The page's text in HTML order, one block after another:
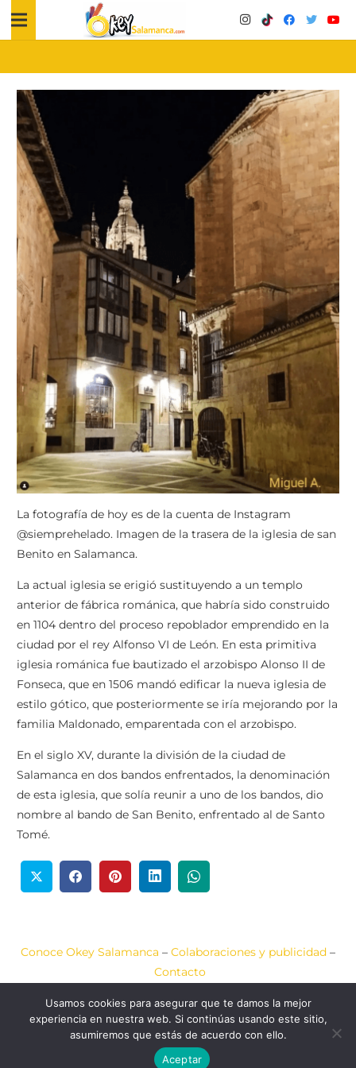
La fotografía de hoy es de la cuenta de Instagram
@siemprehelado. Imagen de la trasera de la iglesia de san
Benito en Salamanca.
La actual iglesia se erigió sustituyendo a un templo
anterior de fábrica románica, que habría sido construido
en 1104 dentro del proceso repoblador emprendido en la
ciudad por el rey Alfonso VI de León. En esta primitiva
iglesia románica fue bautizado el arzobispo Alonso II de
Fonseca, que en 1506 mandó edificar la nueva iglesia de
estilo gótico, que posteriormente se iría mejorando por la
familia Maldonado, emparentada con el arzobispo.
En el siglo XV, durante la división de la ciudad de
Salamanca en dos bandos enfrentados, la denominación
de esta iglesia, que solía reunir a uno de los bandos, dio
nombre al bando de San Benito, enfrentado al de Santo
Tomé.
Conoce Okey Salamanca – Colaboraciones y publicidad –
Contacto
Aviso Legal –Política de Cookies–Política de Privacidad
2020-2026 © Okey
Web diseñada por
COMUNICACIÓN
Usamos cookies para asegurar que te damos la mejor
experiencia en nuestra web. Si continúas usando este sitio,
asumiremos que estás de acuerdo con ello.
Aceptar